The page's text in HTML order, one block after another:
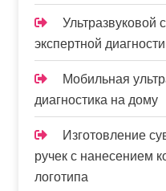
Ультразвуковой
экспертной
Мобильная
диагностика на дому
Изготовление
ручек с нанесением
логотипа